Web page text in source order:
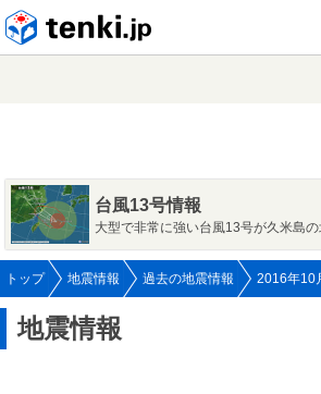
台風13号情報
大型で非常に強い台風13号が久米島
トップ 地震情報 過去の地震情報 2016年10
地震情報